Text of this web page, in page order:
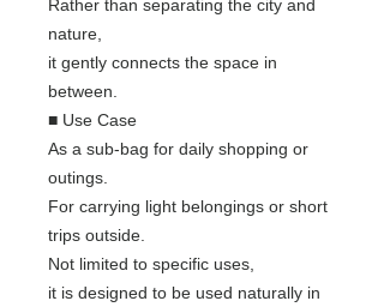
Rather than separating the city and
nature,
it gently connects the space in
between.
■ Use Case
As a sub-bag for daily shopping or
outings.
For carrying light belongings or short
trips outside.
Not limited to specific uses,
it is designed to be used naturally in